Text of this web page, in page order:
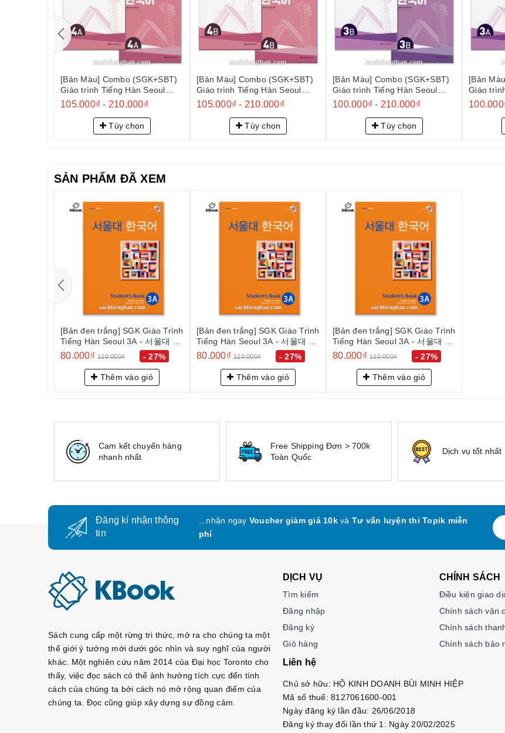
được đảm bảo một trải nghiệm mua sắm và học tập tốt nhất.
[Bản Màu] Combo (SGK+SBT)
Giáo trình Tiếng Hàn Seoul
Plus 4A+ - 서울대 한국어 플러스
105.000₫ - 210.000₫
Tùy chọn
[Bản Màu] Combo (SGK+SBT)
Giáo trình Tiếng Hàn Seoul
Plus 4B+ - 서울대 한국어 플러스
105.000₫ - 210.000₫
Tùy chọn
[Bản Màu] Combo (SGK+SBT)
Giáo trình Tiếng Hàn Seoul
Plus 3B+ - 서울대 한국어 플러스
100.000₫ - 210.000₫
Tùy chọn
[Bản
Giáo
Plus 3A+
SẢN PHẨM ĐÃ XEM
- 27%
[Bản đen trắng] SGK Giáo Trình
Tiếng Hàn Seoul 3A - 서울대 한
국어 3A Student's Book
80.000₫ 110.000₫
Thêm vào giỏ
- 27%
[Bản đen trắng] SGK Giáo Trình
Tiếng Hàn Seoul 3A - 서울대 한
국어 3A Student's Book
80.000₫ 110.000₫
Thêm vào giỏ
- 27%
[Bản đen trắng] SGK Giáo Trình
Tiếng Hàn Seoul 3A - 서울대 한
국어 3A Student's Book
80.000₫ 110.000₫
Thêm vào giỏ
Cam kết chuyển hàng
nhanh nhất
Free Shipping Đơn > 700k
Toàn Quốc
Dịch vụ tốt nhất
Đăng kí nhận thông
tin
...nhận ngay Voucher giảm giá 10kvà Tư vấn luyện thi Topik miễn
phí
Sách cung cấp một rừng tri thức, mở ra cho chúng ta một
thế giới ý tưởng mới dưới góc nhìn và suy nghĩ của người
khác. Một nghiên cứu năm 2014 của Đại học Toronto cho
thấy, việc đọc sách có thể ảnh hưởng tích cực đến tính
cách của chúng ta bởi cách nó mở rộng quan điểm của
chúng ta. Đọc cũng giúp xây dựng sự đồng cảm.
DỊCH VỤ
Tìm kiếm
Đăng nhập
Đăng ký
Giỏ hàng
CHÍNH SÁCH
Điều kiện giao
Chính sách vận
Chính sách
Chính sách bảo
Liên hệ
Chủ sở hữu: HỘ KINH DOANH BÙI MINH HIỆP
Mã số thuế: 8127061600-001
Ngày đăng ký lần đầu: 26/06/2018
Đăng ký thay đổi lần thứ 1: Ngày 20/02/2025